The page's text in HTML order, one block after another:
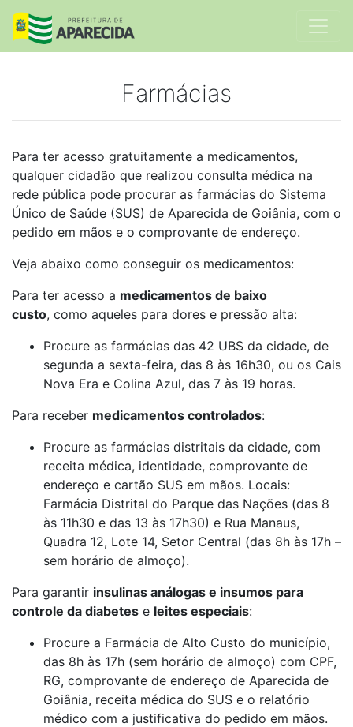
Farmácias
Para ter acesso gratuitamente a medicamentos,
qualquer cidadão que realizou consulta médica na
rede pública pode procurar as farmácias do Sistema
Único de Saúde (SUS) de Aparecida de Goiânia, com o
pedido em mãos e o comprovante de endereço.
Veja abaixo como conseguir os medicamentos:
Para ter acesso a medicamentos de baixo
custo, como aqueles para dores e pressão alta:
Procure as farmácias das 42 UBS da cidade, de
segunda a sexta-feira, das 8 às 16h30, ou os Cais
Nova Era e Colina Azul, das 7 às 19 horas.
Para receber medicamentos controlados:
Procure as farmácias distritais da cidade, com
receita médica, identidade, comprovante de
endereço e cartão SUS em mãos. Locais:
Farmácia Distrital do Parque das Nações (das 8
às 11h30 e das 13 às 17h30) e Rua Manaus,
Quadra 12, Lote 14, Setor Central (das 8h às 17h –
sem horário de almoço).
Para garantir insulinas análogas e insumos para
controle da diabetes e leites especiais:
Procure a Farmácia de Alto Custo do município,
das 8h às 17h (sem horário de almoço) com CPF,
RG, comprovante de endereço de Aparecida de
Goiânia, receita médica do SUS e o relatório
médico com a justificativa do pedido em mãos.